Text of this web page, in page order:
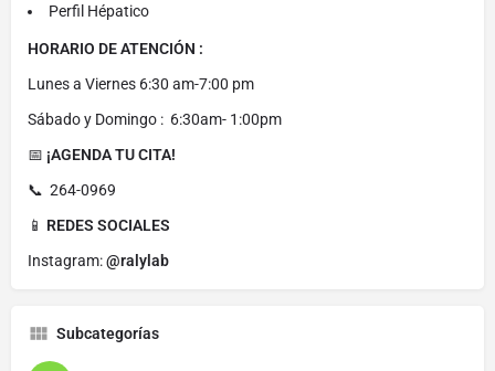
Perfil Hépatico
HORARIO DE ATENCIÓN :
Lunes a Viernes 6:30 am-7:00 pm
Sábado y Domingo : 6:30am- 1:00pm
📅 ¡AGENDA TU CITA!
📞 264-0969
📱 REDES SOCIALES
Instagram:@ralylab
Subcategorías